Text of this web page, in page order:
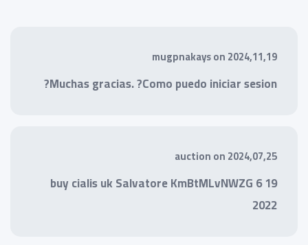
mugpnakayson2024,11,19
Muchas gracias. ?Como puedo iniciar sesion?
auctionon2024,07,25
buy cialis uk Salvatore KmBtMLvNWZG 6 19
2022